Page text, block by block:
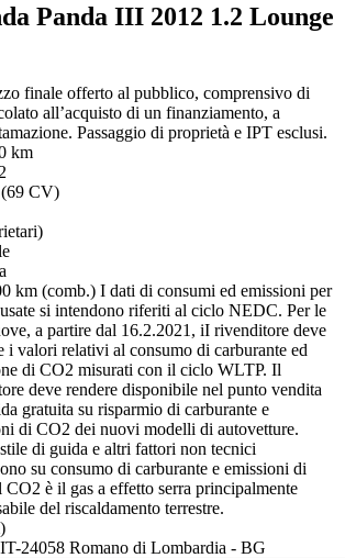
Panda III 2012 1.2 Lounge
finale offerto al pubblico, comprensivo di
all’acquisto di un finanziamento, a
Passaggio di proprietà e IPT esclusi.
km
CV)
km (comb.) I dati di consumi ed emissioni per
si intendono riferiti al ciclo NEDC. Per le
a partire dal 16.2.2021, iI rivenditore deve
i valori relativi al consumo di carburante ed
di CO2 misurati con il ciclo WLTP. Il
deve rendere disponibile nel punto vendita
gratuita su risparmio di carburante e
di CO2 dei nuovi modelli di autovetture.
di guida e altri fattori non tecnici
su consumo di carburante e emissioni di
è il gas a effetto serra principalmente
del riscaldamento terrestre.
IT-24058 Romano di Lombardia - BG